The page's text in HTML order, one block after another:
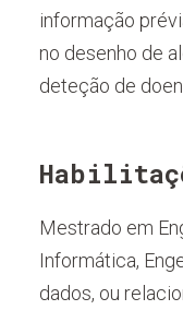
informação
no desenho de
deteção de
Mestrado em
Informática,
dados, ou